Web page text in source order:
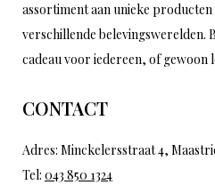
assortiment aan unieke
verschillende belevingswerelden.
cadeau voor iedereen, of
CONTACT
Adres: Minckelersstraat 4,
Tel: 043 850 1324